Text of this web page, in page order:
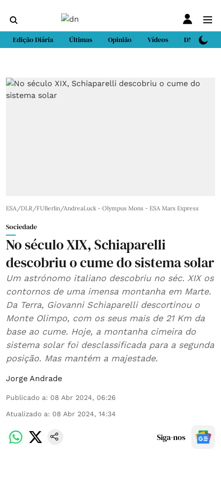
Edição Diária Últimas Opinião Vídeos DN Sport
ESA/DLR/FUBerlin/AndreaLuck - Olympus Mons - ESA Mars Express
Sociedade
No século XIX, Schiaparelli
descobriu o cume do sistema solar
Um astrónomo italiano descobriu no séc. XIX os
contornos de uma imensa montanha em Marte.
Da Terra, Giovanni Schiaparelli descortinou o
Monte Olimpo, com os seus mais de 21 Km da
base ao cume. Hoje, a montanha cimeira do
sistema solar foi desclassificada para a segunda
posição. Mas mantém a majestade.
Jorge Andrade
Publicado a: 08 Abr 2024, 06:26
Atualizado a: 08 Abr 2024, 14:34
Siga-nos